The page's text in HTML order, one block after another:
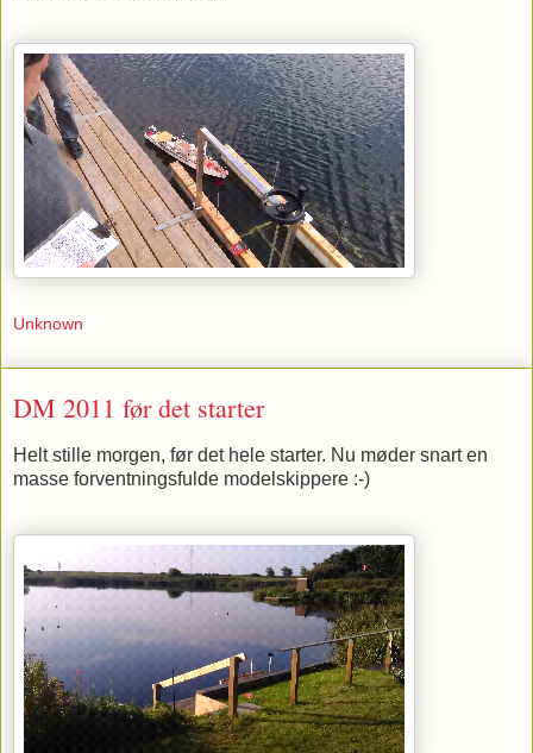
Unknown
DM 2011 før det starter
Helt stille morgen, før det hele starter. Nu møder snart en
masse forventningsfulde modelskippere :-)